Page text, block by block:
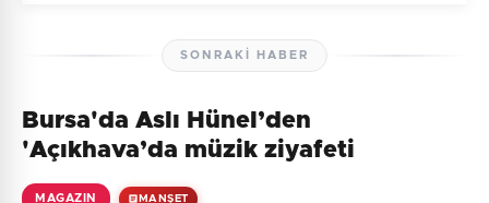
Henüz yorum yapılmamış. İlk yorumu siz yapın!
SONRAKI HABER
Bursa'da Aslı Hünel’den
'Açıkhava’da müzik ziyafeti
MAGAZIN MANŞET